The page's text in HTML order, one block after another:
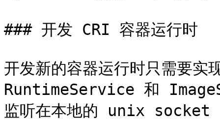
### 开发 CRI 容器运行时
开发新的容器运行时只需要
RuntimeService 和
监听在本地的 unix